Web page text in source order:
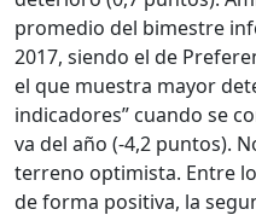
promedio del bimestre
2017, siendo el de
el que muestra mayor
indicadores” cuando se
va del año (-4,2 puntos).
terreno optimista. Entre
de forma positiva, la